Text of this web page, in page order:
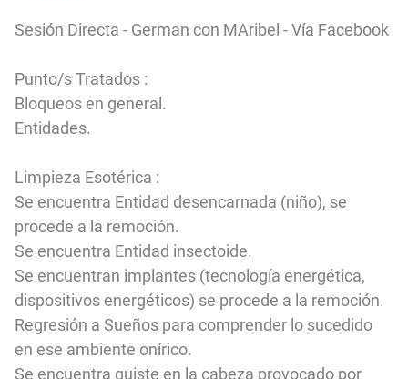
Sesión Directa - German con MAribel - Vía Facebook
Punto/s Tratados :
Bloqueos en general.
Entidades.
Limpieza Esotérica :
Se encuentra Entidad desencarnada (niño), se
procede a la remoción.
Se encuentra Entidad insectoide.
Se encuentran implantes (tecnología energética,
dispositivos energéticos) se procede a la remoción.
Regresión a Sueños para comprender lo sucedido
en ese ambiente onírico.
Se encuentra quiste en la cabeza provocado por